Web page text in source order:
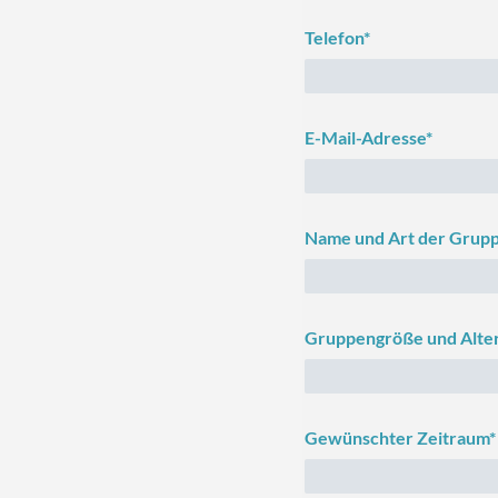
Telefon*
E-Mail-Adresse*
Name und Art der
Gruppengröße und
Gewünschter Zeitraum*